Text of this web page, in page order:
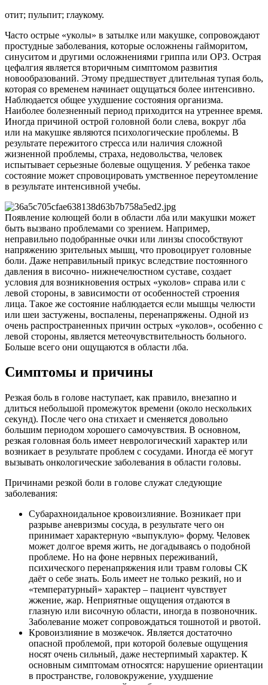
отит; пульпит; глаукому.
Часто острые «уколы» в затылке или макушке, сопровождают
простудные заболевания, которые осложнены гайморитом,
синуситом и другими осложнениями гриппа или ОРЗ. Острая
цефалгия является вторичным симптомом развития
новообразований. Этому предшествует длительная тупая боль,
которая со временем начинает ощущаться более интенсивно.
Наблюдается общее ухудшение состояния организма.
Наиболее болезненный период приходится на утреннее время.
Иногда причиной острой головной боли слева, вокруг лба
или на макушке являются психологические проблемы. В
результате пережитого стресса или наличия сложной
жизненной проблемы, страха, недовольства, человек
испытывает серьезные болевые ощущения. У ребенка такое
состояние может спровоцировать умственное переутомление
в результате интенсивной учебы.
Появление колющей боли в области лба или макушки может
быть вызвано проблемами со зрением. Например,
неправильно подобранные очки или линзы способствуют
напряжению зрительных мышц, что провоцирует головные
боли. Даже неправильный прикус вследствие постоянного
давления в височно- нижнечелюстном суставе, создает
условия для возникновения острых «уколов» справа или с
левой стороны, в зависимости от особенностей строения
лица. Такое же состояние наблюдается если мышцы челюсти
или шеи застужены, воспалены, перенапряжены. Одной из
очень распространенных причин острых «уколов», особенно с
левой стороны, является метеочувствительность больного.
Больше всего они ощущаются в области лба.
Симптомы и причины
Резкая боль в голове наступает, как правило, внезапно и
длиться небольшой промежуток времени (около нескольких
секунд). После чего она стихает и сменяется довольно
большим периодом хорошего самочувствия. В основном,
резкая головная боль имеет неврологический характер или
возникает в результате проблем с сосудами. Иногда её могут
вызывать онкологические заболевания в области головы.
Причинами резкой боли в голове служат следующие
заболевания:
Субарахноидальное кровоизлияние. Возникает при
разрыве аневризмы сосуда, в результате чего он
принимает характерную «выпуклую» форму. Человек
может долгое время жить, не догадываясь о подобной
проблеме. Но на фоне нервных переживаний,
психического перенапряжения или травм головы СК
даёт о себе знать. Боль имеет не только резкий, но и
«температурный» характер – пациент чувствует
жжение, жар. Неприятные ощущения отдаются в
глазную или височную области, иногда в позвоночник.
Заболевание может сопровождаться тошнотой и рвотой.
Кровоизлияние в мозжечок. Является достаточно
опасной проблемой, при которой болевые ощущения
носят очень сильный, даже нестерпимый характер. К
основным симптомам относятся: нарушение ориентации
в пространстве, головокружение, ухудшение